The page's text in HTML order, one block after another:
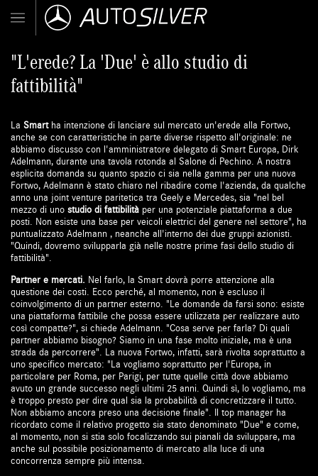
"L'erede? La 'Due' è allo studio di
fattibilità"
LaSmartha intenzione di lanciare sul mercato un'erede alla Fortwo,
anche se con caratteristiche in parte diverse rispetto all'originale: ne
abbiamo discusso con l'amministratore delegato di Smart Europa, Dirk
Adelmann, durante una tavola rotonda al Salone di Pechino. A nostra
esplicita domanda su quanto spazio ci sia nella gamma per una nuova
Fortwo, Adelmann è stato chiaro nel ribadire come l'azienda, da qualche
anno una joint venture paritetica tra Geely e Mercedes, sia "nel bel
mezzo di unostudio di fattibilità per una potenziale piattaforma a due
posti. Non esiste una base per veicoli elettrici del genere nel settore", ha
puntualizzato Adelmann , neanche all'interno dei due gruppi azionisti.
"Quindi, dovremo svilupparla già nelle nostre prime fasi dello studio di
fattibilità".
Partner e mercati. Nel farlo, la Smart dovrà porre attenzione alla
questione dei costi. Ecco perché, al momento, non è escluso il
coinvolgimento di un partner esterno. "Le domande da farsi sono: esiste
una piattaforma fattibile che possa essere utilizzata per realizzare auto
così compatte?", si chiede Adelmann. "Cosa serve per farla? Di quali
partner abbiamo bisogno? Siamo in una fase molto iniziale, ma è una
strada da percorrere". La nuova Fortwo, infatti, sarà rivolta soprattutto a
uno specifico mercato: "La vogliamo soprattutto per l'Europa, in
particolare per Roma, per Parigi, per tutte quelle città dove abbiamo
avuto un grande successo negli ultimi 25 anni. Quindi sì, lo vogliamo, ma
è troppo presto per dire qual sia la probabilità di concretizzare il tutto.
Non abbiamo ancora preso una decisione finale". Il top manager ha
ricordato come il relativo progetto sia stato denominato "Due" e come,
al momento, non si stia solo focalizzando sui pianali da sviluppare, ma
anche sul possibile posizionamento di mercato alla luce di una
concorrenza sempre più intensa.